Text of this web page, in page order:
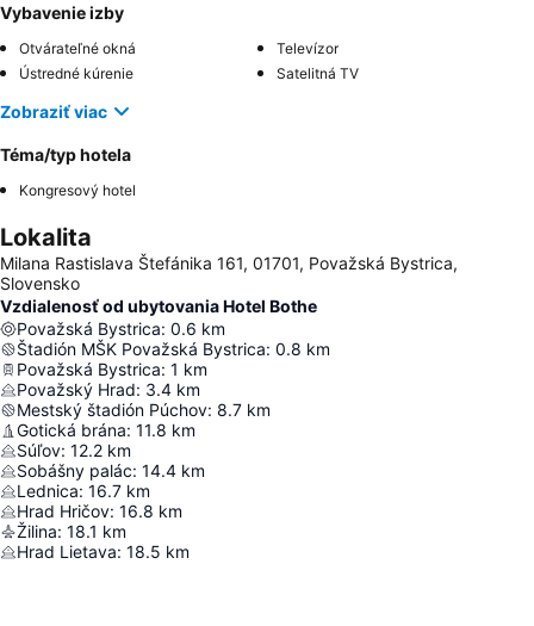
Vybavenie izby
Otvárateľné okná
Televízor
Ústredné kúrenie
Satelitná TV
Zobraziť viac
Téma/typ hotela
Kongresový hotel
Lokalita
Milana Rastislava Štefánika 161, 01701, Považská Bystrica,
Slovensko
Vzdialenosť od ubytovania Hotel Bothe
Považská Bystrica: 0.6 km
Štadión MŠK Považská Bystrica: 0.8 km
Považská Bystrica: 1 km
Považský Hrad: 3.4 km
Mestský štadión Púchov: 8.7 km
Gotická brána: 11.8 km
Súľov: 12.2 km
Sobášny palác: 14.4 km
Lednica: 16.7 km
Hrad Hričov: 16.8 km
Žilina: 18.1 km
Hrad Lietava: 18.5 km